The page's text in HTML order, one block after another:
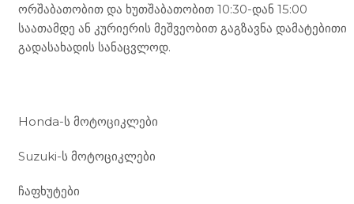
ორშაბათობით და ხუთშაბათობით 10:30-დან 15:00
საათამდე ან კურიერის მეშვეობით გაგზავნა დამატებითი
გადასახადის სანაცვლოდ.
Honda-ს მოტოციკლები
Suzuki-ს მოტოციკლები
ჩაფხუტები